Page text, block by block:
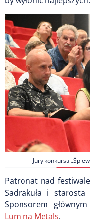
Jury konkursu
Patronat nad
Sadrakuła i starosta
Sponsorem
Lumina Metals.